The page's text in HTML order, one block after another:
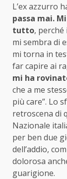
L’ex azzurro
passa mai.
tutto,
mi sembra di
mi torna in
far capire ai
mi ha
che a me
più care”. Lo
retroscena di
Nazionale
per ben due
dell’addio,
dolorosa
guarigione.